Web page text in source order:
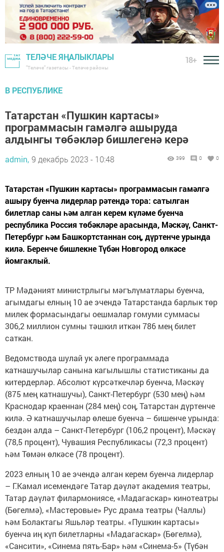
ТЕЛӘЧЕ ЯҢАЛЫКЛАРЫ
"Теләче" газетасы - Теләче районы
18+
В РЕСПУБЛИКЕ
Татарстан «Пушкин картасы»
программасын гамәлгә ашыруда
алдынгы төбәкләр бишлегенә керә
admin, 9 декабрь 2023 - 10:48 399 0 0
Татарстан «Пушкин картасы» программасын гамәлгә
ашыру буенча лидерлар рәтендә тора: сатылган
билетлар саны һәм алган керем күләме буенча
республика Россия төбәкләре арасында, Мәскәү, Санкт-
Петербург һәм Башкортстаннан соң, дүртенче урында
килә. Беренче бишлекне Түбән Новгород өлкәсе
йомгаклый.
ТР Мәдәният министрлыгы мәгълүматлары буенча,
агымдагы елның 10 ае эчендә Татарстанда барлык төр
милек формасындагы оешмалар гомуми суммасы
306,2 миллион сумны тәшкил иткән 786 мең билет
саткан.
Ведомствода шулай ук әлеге программада
катнашучылар санына кагылышлы статистиканы да
китердерләр. Абсолют күрсәткечләр буенча, Мәскәү
(875 мең катнашучы), Санкт-Петербург (530 мең) һәм
Краснодар краеннан (284 мең) соң, Татарстан дүртенче
килә. Ә катнашучылар өлеше буенча – бишенче урында:
бездән алда – Санкт-Петербург (106,2 процент), Мәскәү
(78,5 процент), Чувашия Республикасы (72,3 процент)
һәм Төмән өлкәсе (78 процент).
2023 елның 10 ае эчендә алган керем буенча лидерлар
– Г.Камал исемендәге Татар дәүләт академия театры,
Татар дәүләт филармониясе, «Мадагаскар» кинотеатры
(Бөгелмә), «Мастеровые» Рус драма театры (Чаллы)
һәм Болактагы Яшьләр театры. «Пушкин картасы»
буенча иң күп билетларны «Мадагаскар» (Бөгелмә),
«Сансити», «Синема пять-Бар» һәм «Синема-5» (Түбән